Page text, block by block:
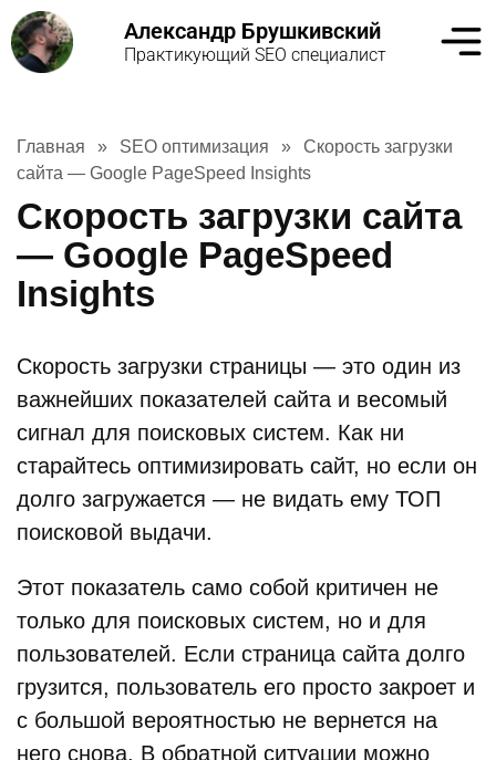
Александр Брушкивский
Практикующий SEO специалист
Главная » SEO оптимизация »
Скорость загрузки
сайта — Google PageSpeed Insights
Скорость загрузки сайта
— Google PageSpeed
Insights
Скорость загрузки страницы — это один из
важнейших показателей сайта и весомый
сигнал для поисковых систем. Как ни
старайтесь оптимизировать сайт, но если он
долго загружается — не видать ему ТОП
поисковой выдачи.
Этот показатель само собой критичен не
только для поисковых систем, но и для
пользователей. Если страница сайта долго
грузится, пользователь его просто закроет и
с большой вероятностью не вернется на
него снова. В обратной ситуации можно